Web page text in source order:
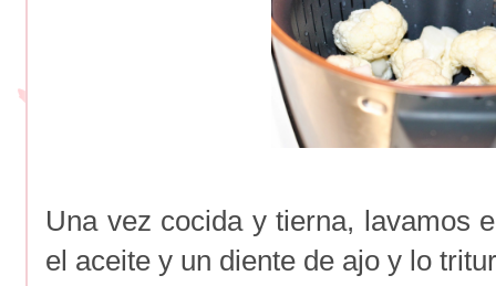
Una vez cocida y tierna, lavamos
el aceite y un diente de ajo y lo